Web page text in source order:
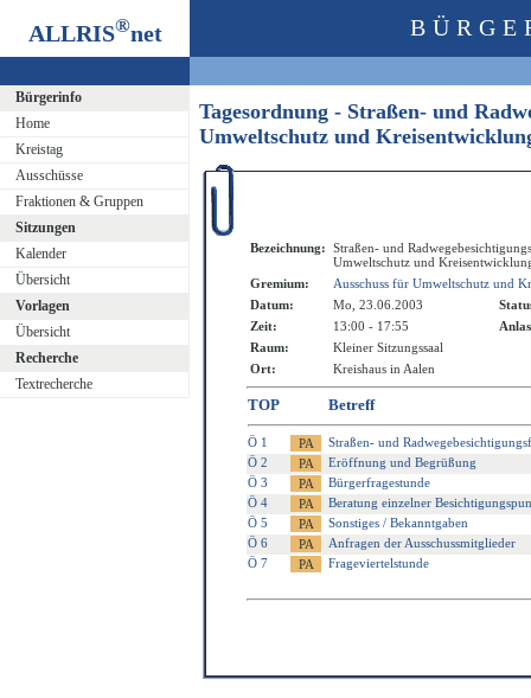
ALLRIS®net
Bürgerinfo
Home
Kreistag
Ausschüsse
Fraktionen & Gruppen
Sitzungen
Kalender
Übersicht
Vorlagen
Übersicht
Recherche
Textrecherche
Tagesordnung - Straßen- und
Umweltschutz und
Bezeichnung: Straßen- und
Umweltschutz und
Gremium:
Ausschuss für Umweltschutz und
Datum:
Mo, 23.06.2003
Zeit:
13:00 - 17:55
Raum:
Kleiner Sitzungssaal
Ort:
Kreishaus in Aalen
TOP Betreff
Ö 1
Straßen- und
Ö 2
Eröffnung und Begrüßung
Ö 3
Bürgerfragestunde
Ö 4
Beratung einzelner
Ö 5
Sonstiges / Bekanntgaben
Ö 6
Anfragen der Ausschussmitglieder
Ö 7
Frageviertelstunde